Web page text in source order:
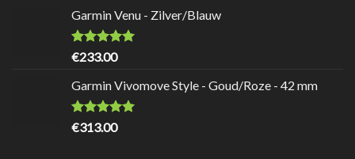
Garmin Venu - Zilver/Blauw
Waardering
€233.00
Garmin Vivomove Style - Goud/Roze - 42 mm
Waardering
€313.00